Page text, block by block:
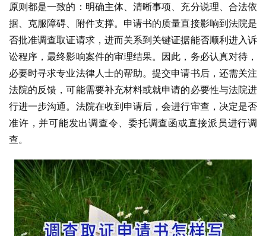
原则都是一致的：明确主体、清晰事项、充分说理、合法依
据、克服障碍、附件支撑。申请书的质量直接影响到法院是
否批准调查取证请求，进而关系到关键证据能否顺利进入诉
讼程序，最终影响案件的审理结果。因此，务必认真对待，
必要时寻求专业法律人士的帮助。提交申请书后，还需关注
法院的反馈，可能需要补充材料或就申请的必要性与法院进
行进一步沟通。法院在收到申请后，会进行审查，决定是否
准许，并可能发出调查令、委托调查函或直接派员进行调
查。